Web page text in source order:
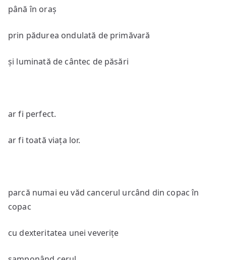
până în oraș
prin pădurea ondulată de primăvară
și luminată de cântec de păsări
ar fi perfect.
ar fi toată viața lor.
parcă numai eu văd cancerul urcând din copac în
copac
cu dexteritatea unei veverițe